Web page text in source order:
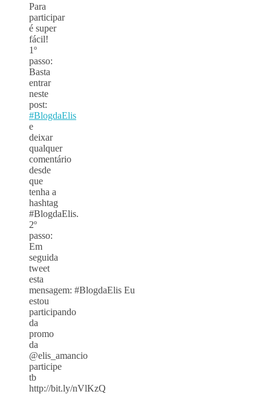
Para
participar
é super
fácil!
1º
passo:
Basta
entrar
neste
post:
#BlogdaElis
e
deixar
qualquer
comentário
desde
que
tenha a
hashtag
#BlogdaElis.
2º
passo:
Em
seguida
tweet
esta
mensagem: #BlogdaElis Eu
estou
participando
da
promo
da
@elis_amancio
participe
tb
http://bit.ly/nVlKzQ